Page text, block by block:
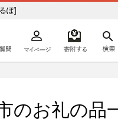
るぽ]
方へ
のお礼の品